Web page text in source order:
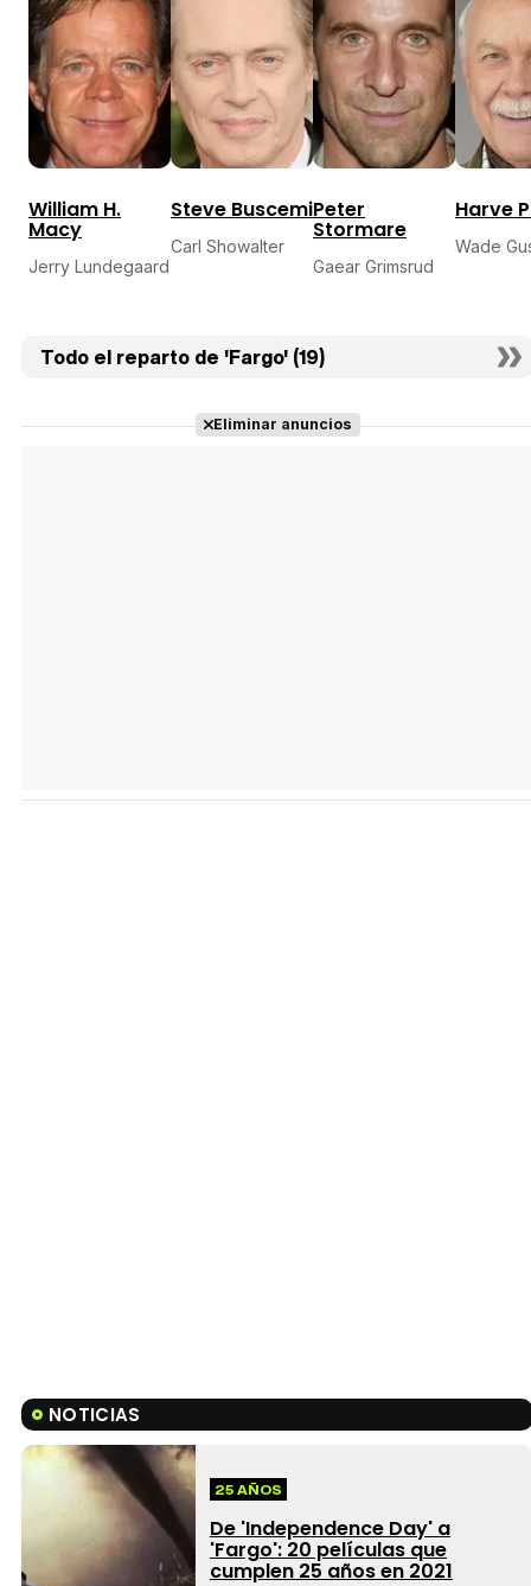
William H.
Macy
Jerry Lundegaard
Steve Buscemi
Carl Showalter
Peter
Stormare
Gaear Grimsrud
Harve
Wade
Todo el reparto de 'Fargo' (19)
Eliminar anuncios
NOTICIAS
25 AÑOS
De 'Independence Day' a
'Fargo': 20 películas que
cumplen 25 años en 2021